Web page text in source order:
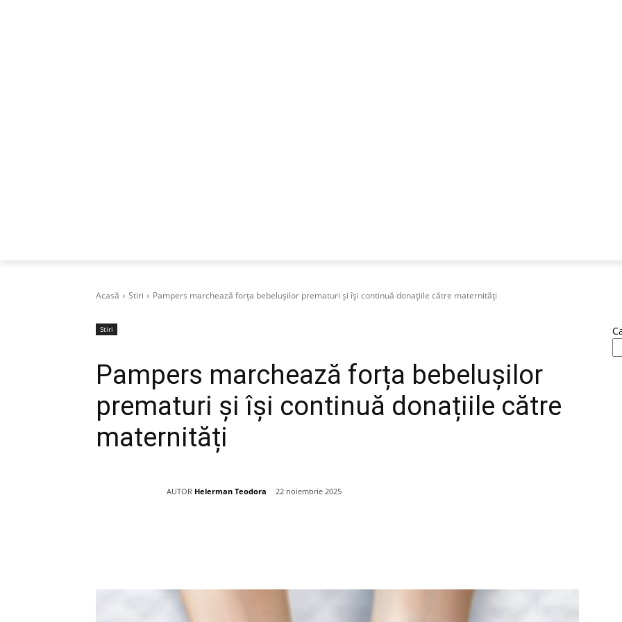
Acasă Stiri Pampers marchează forța bebelușilor prematuri și își continuă donațiile către maternități
Stiri
Pampers marchează forța bebelușilor
prematuri și își continuă donațiile către
maternități
AUTOR Helerman Teodora 22 noiembrie 2025